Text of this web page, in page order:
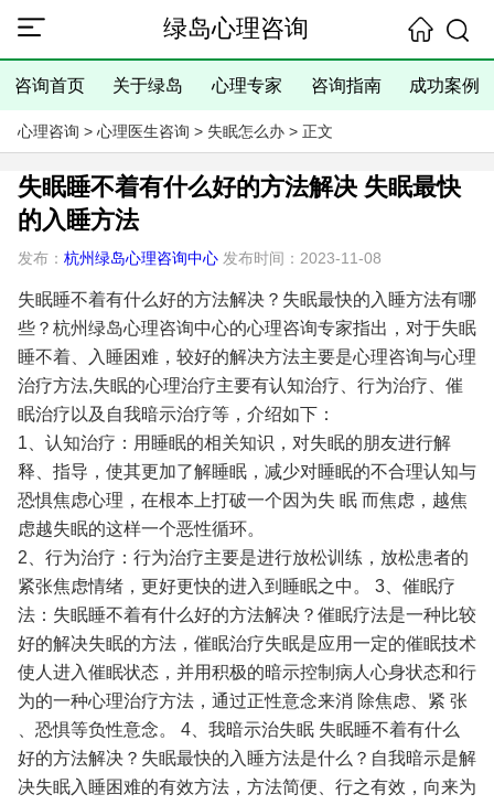
绿岛心理咨询
咨询首页 关于绿岛 心理专家 咨询指南 成功案例
心理咨询 > 心理医生咨询 > 失眠怎么办> 正文
失眠睡不着有什么好的方法解决 失眠最快
的入睡方法
发布： 杭州绿岛心理咨询中心发布时间：2023-11-08
失眠睡不着有什么好的方法解决？失眠最快的入睡方法有哪
些？杭州绿岛心理咨询中心的心理咨询专家指出，对于失眠
睡不着、入睡困难，较好的解决方法主要是心理咨询与心理
治疗方法,失眠的心理治疗主要有认知治疗、行为治疗、催
眠治疗以及自我暗示治疗等，介绍如下：
1、认知治疗：用睡眠的相关知识，对失眠的朋友进行解
释、指导，使其更加了解睡眠，减少对睡眠的不合理认知与
恐惧焦虑心理，在根本上打破一个因为失 眠 而焦虑，越焦
虑越失眠的这样一个恶性循环。
2、行为治疗：行为治疗主要是进行放松训练，放松患者的
紧张焦虑情绪，更好更快的进入到睡眠之中。
3、催眠疗
法：失眠睡不着有什么好的方法解决？催眠疗法是一种比较
好的解决失眠的方法，催眠治疗失眠是应用一定的催眠技术
使人进入催眠状态，并用积极的暗示控制病人心身状态和行
为的一种心理治疗方法，通过正性意念来消 除焦虑、紧 张
、恐惧等负性意念。
4、我暗示治失眠失眠睡不着有什么
好的方法解决？失眠最快的入睡方法是什么？自我暗示是解
决失眠入睡困难的有效方法，方法简便、行之有效，向来为